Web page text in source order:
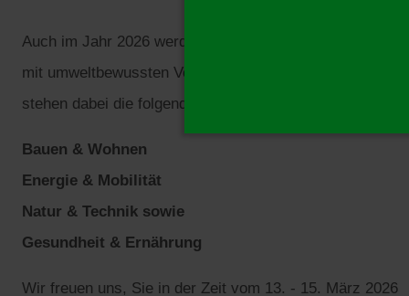
Auch im Jahr 2026 werden wir Anbieter nachhaltiger
mit umweltbewussten Verbraucherinnen und
stehen dabei die folgenden Schwerpunktthemen:
Bauen & Wohnen
Energie & Mobilität
Natur & Technik sowie
Gesundheit & Ernährung
Wir freuen uns, Sie in der Zeit vom 13. - 15. März 2026